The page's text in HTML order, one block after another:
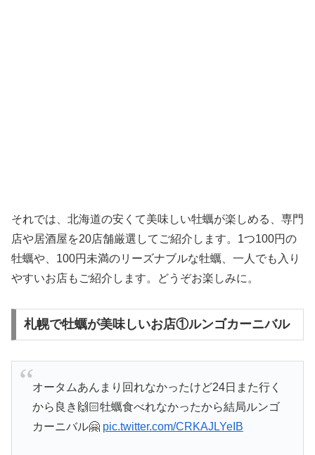
それでは、北海道の安くて美味しい牡蠣が楽しめる、専門
店や居酒屋を20店舗厳選してご紹介します。1つ100円の
牡蠣や、100円未満のリーズナブルな牡蠣、一人でも入り
やすいお店もご紹介します。どうぞお楽しみに。
札幌で牡蠣が美味しいお店①ルンゴカーニバル
オータムあんまり回れなかったけど24日また行く
から良き🙌🏻牡蠣食べれなかったから結局ルンゴ
カーニバル🤗 pic.twitter.com/CRKAJLYeIB